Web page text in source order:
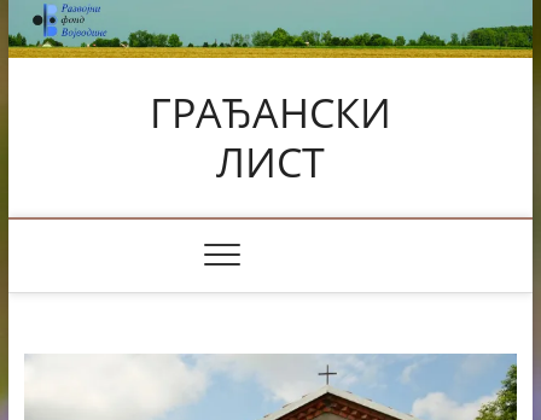
Skip
to
content
ГРАЂАНСКИ
ЛИСТ